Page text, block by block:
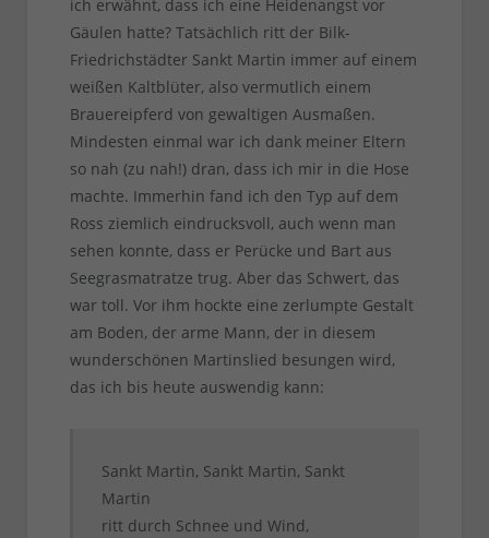
ich erwähnt, dass ich eine Heidenangst vor
Gäulen hatte? Tatsächlich ritt der Bilk-
Friedrichstädter Sankt Martin immer auf einem
weißen Kaltblüter, also vermutlich einem
Brauereipferd von gewaltigen Ausmaßen.
Mindesten einmal war ich dank meiner Eltern
so nah (zu nah!) dran, dass ich mir in die Hose
machte. Immerhin fand ich den Typ auf dem
Ross ziemlich eindrucksvoll, auch wenn man
sehen konnte, dass er Perücke und Bart aus
Seegrasmatratze trug. Aber das Schwert, das
war toll. Vor ihm hockte eine zerlumpte Gestalt
am Boden, der arme Mann, der in diesem
wunderschönen Martinslied besungen wird,
das ich bis heute auswendig kann:
Sankt Martin, Sankt Martin, Sankt
Martin
ritt durch Schnee und Wind,